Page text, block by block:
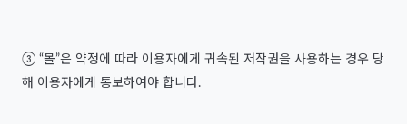
③ “몰”은 약정에 따라 이용자에게 귀속된 저작권을 사용하는 경우 당
해 이용자에게 통보하여야 합니다.